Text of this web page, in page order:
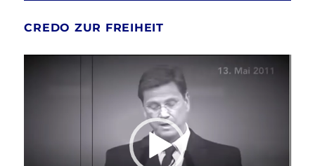
CREDO ZUR FREIHEIT